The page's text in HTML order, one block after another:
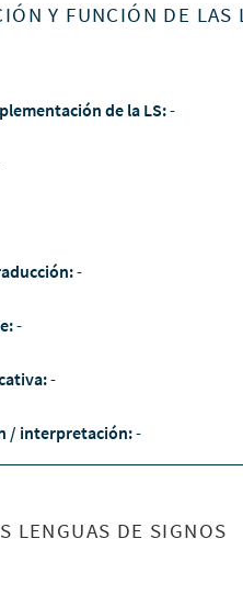
Y FUNCIÓN DE LAS
de la LS:-
-
-
-
/ interpretación:-
LENGUAS DE SIGNOS